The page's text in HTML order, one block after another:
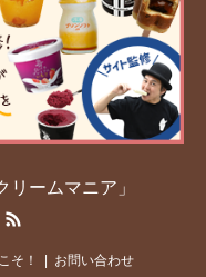
ームマニア」
そ！ お問い合わせ